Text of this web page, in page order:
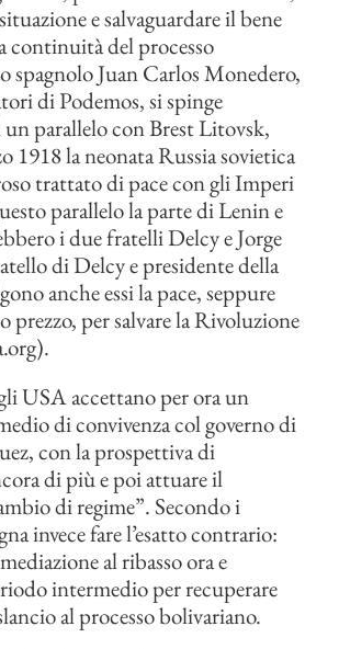
e salvaguardare il bene
continuità del processo
spagnolo Juan Carlos Monedero,
di Podemos, si spinge
parallelo con Brest Litovsk,
1918 la neonata Russia sovietica
trattato di pace con gli Imperi
parallelo la parte di Lenin e
i due fratelli Delcy e Jorge
di Delcy e presidente della
anche essi la pace, seppure
prezzo, per salvare la Rivoluzione
USA accettano per ora un
di convivenza col governo di
con la prospettiva di
di più e poi attuare il
di regime”. Secondo i
invece fare l’esatto contrario:
al ribasso ora e
intermedio per recuperare
al processo bolivariano.